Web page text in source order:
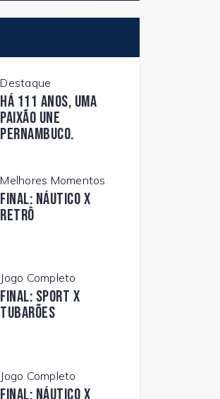
Destaque
Há 111 anos, uma
paixão une
Pernambuco.
Melhores Momentos
FINAL: NÁUTICO X
RETRÔ
Jogo Completo
FINAL: SPORT X
TUBARÕES
Jogo Completo
FINAL: NÁUTICO X